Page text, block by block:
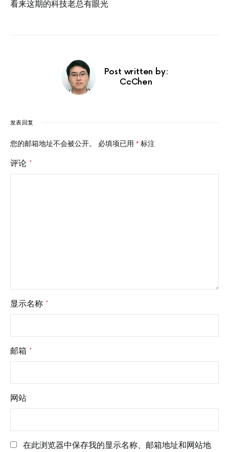
看来这期的科技老总有眼光
Post written by:
CcChen
发表回复
您的邮箱地址不会被公开。 必填项已用 * 标注
评论 *
显示名称 *
邮箱 *
网站
在此浏览器中保存我的显示名称、邮箱地址和网站地